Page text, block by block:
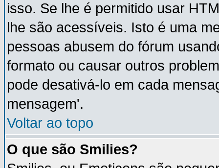
isso. Se lhe é permitido usar
lhe são acessíveis. Isto é uma
pessoas abusem do fórum
formato ou causar outros
pode desativá-lo em cada
mensagem'.
Voltar ao topo
O que são Smilies?